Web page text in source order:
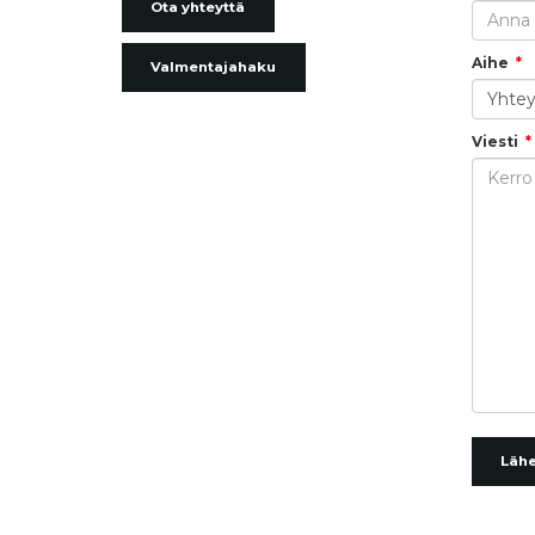
Ota yhteyttä
Valmentajahaku Aihe
Viesti